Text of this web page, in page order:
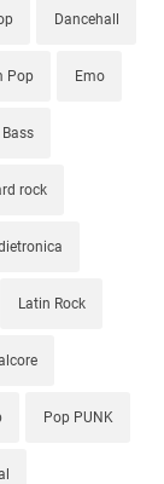
Dancehall
Pop Emo
rock
Latin Rock
Pop PUNK